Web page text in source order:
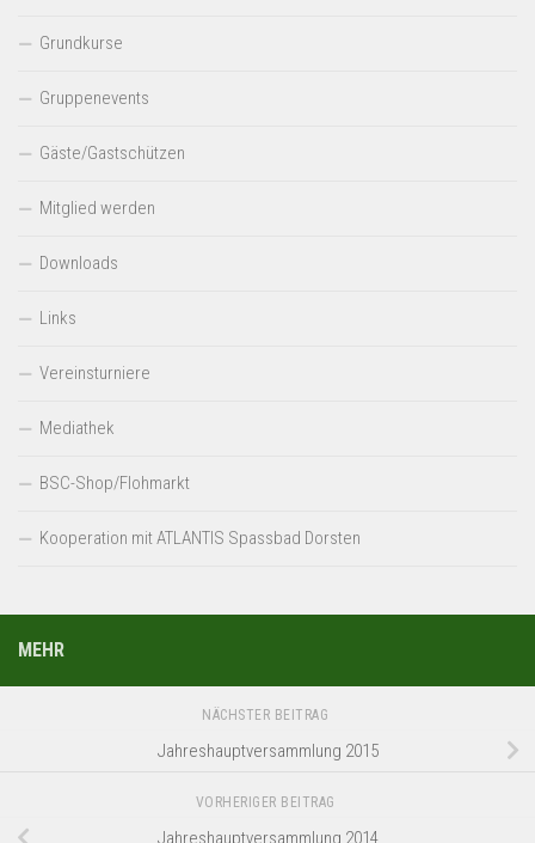
Grundkurse
Gruppenevents
Gäste/Gastschützen
Mitglied werden
Downloads
Links
Vereinsturniere
Mediathek
BSC-Shop/Flohmarkt
Kooperation mit ATLANTIS Spassbad Dorsten
MEHR
NÄCHSTER BEITRAG
Jahreshauptversammlung 2015
VORHERIGER BEITRAG
Jahreshauptversammlung 2014